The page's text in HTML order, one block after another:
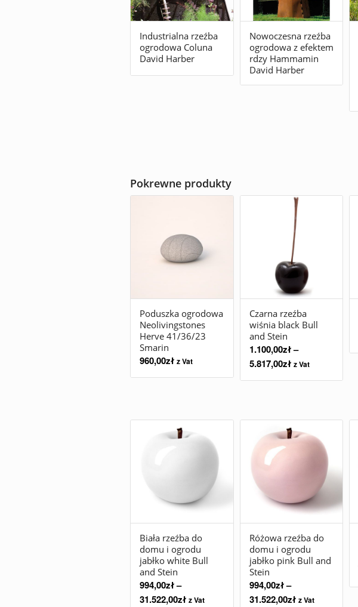
Industrialna rzeźba
ogrodowa Coluna
David Harber
Nowoczesna rzeźba
ogrodowa z efektem
rdzy Hammamin
David Harber
Pokrewne produkty
Poduszka ogrodowa
Neolivingstones
Herve 41/36/23
Smarin
960,00zł z Vat
Czarna rzeźba
wiśnia black Bull
and Stein
1.100,00zł–
5.817,00zł z Vat
Biała rzeźba do
domu i ogrodu
jabłko white Bull
and Stein
994,00zł–
31.522,00zł z Vat
Różowa rzeźba do
domu i ogrodu
jabłko pink Bull and
Stein
994,00zł–
31.522,00zł z Vat